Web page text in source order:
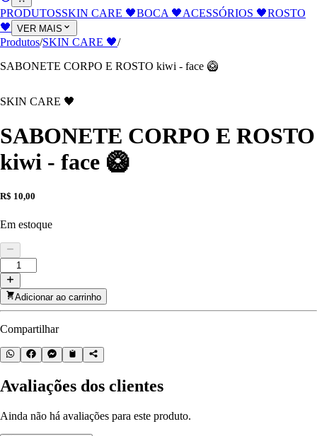
PRODUTOSSKIN CARE 🖤BOCA 🖤ACESSÓRIOS 🖤ROSTO
🖤
VER MAIS
Produtos/SKIN CARE 🖤/
SABONETE CORPO E ROSTO kiwi - face 🥝
SKIN CARE 🖤
SABONETE CORPO E ROSTO
kiwi - face 🥝
R$ 10,00
Em estoque
Adicionar ao carrinho
Compartilhar
Avaliações dos clientes
Ainda não há avaliações para este produto.